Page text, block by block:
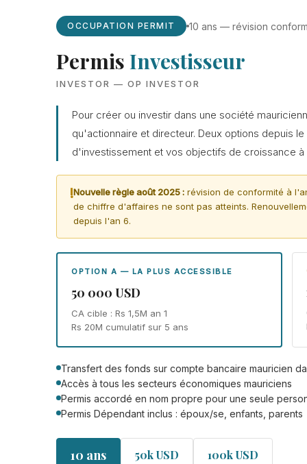
OCCUPATION PERMIT 10 ans — révision
Permis Investisseur
INVESTOR — OP INVESTOR
Pour créer ou investir dans une société
qu'actionnaire et directeur. Deux options depuis
d'investissement et vos objectifs de croissance à
!Nouvelle règle août 2025 : révision de conformité à
de chiffre d'affaires ne sont pas atteints.
depuis l'an 6.
OPTION A — LA PLUS ACCESSIBLE
50 000 USD
CA cible : Rs 1,5M an 1
Rs 20M cumulatif sur 5 ans
Transfert des fonds sur compte bancaire mauricien
Accès à tous les secteurs économiques mauriciens
Permis accordé en nom propre pour une seule
Permis Dépendant inclus : époux/se, enfants, parents
10 ans 50k USD 100k USD